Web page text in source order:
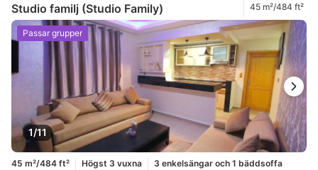
Studio familj (Studio Family) 45 m²/484 ft²
1/11
Passar grupper
45 m²/484 ft² Högst 3 vuxna
3 enkelsängar och 1 bäddsoffa